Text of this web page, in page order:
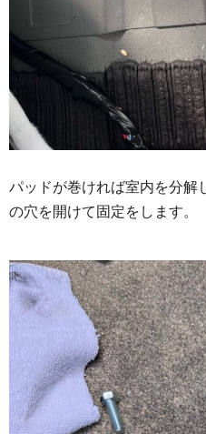
パッドが巻ければ室内を分解
の穴を開けて固定をします。